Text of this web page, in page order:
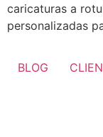
caricaturas a
personalizadas
BLOG